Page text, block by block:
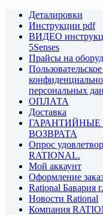
Деталировки
Инструкции pdf
ВИДЕО
5Senses
Прайсы на
персональных
ОПЛАТА
Доставка
ГАРАНТИЙНЫЕ
ВОЗВРАТА
Опрос
RATIONAL.
Мой аккаунт
Оформление
Rational Бавария
Новости Rational
Компания